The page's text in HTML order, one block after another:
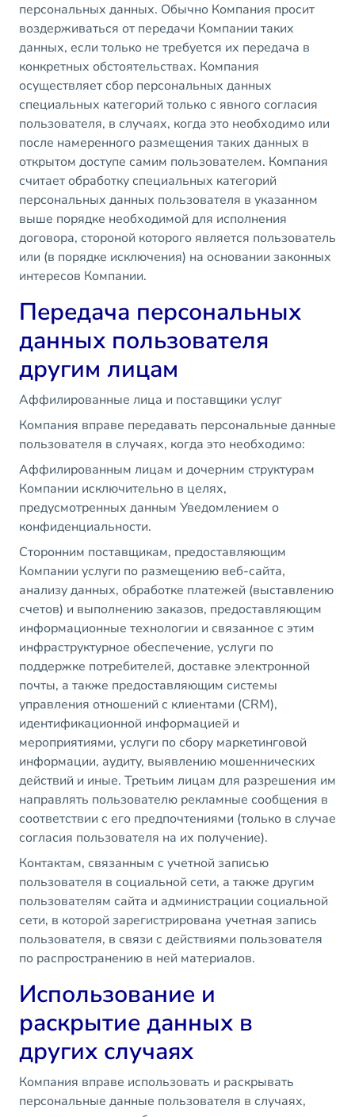
персональных данных. Обычно Компания просит
воздерживаться от передачи Компании таких
данных, если только не требуется их передача в
конкретных обстоятельствах. Компания
осуществляет сбор персональных данных
специальных категорий только с явного согласия
пользователя, в случаях, когда это необходимо или
после намеренного размещения таких данных в
открытом доступе самим пользователем. Компания
считает обработку специальных категорий
персональных данных пользователя в указанном
выше порядке необходимой для исполнения
договора, стороной которого является пользователь
или (в порядке исключения) на основании законных
интересов Компании.
Передача персональных
данных пользователя
другим лицам
Аффилированные лица и поставщики услуг
Компания вправе передавать персональные данные
пользователя в случаях, когда это необходимо:
Аффилированным лицам и дочерним структурам
Компании исключительно в целях,
предусмотренных данным Уведомлением о
конфиденциальности.
Сторонним поставщикам, предоставляющим
Компании услуги по размещению веб-сайта,
анализу данных, обработке платежей (выставлению
счетов) и выполнению заказов, предоставляющим
информационные технологии и связанное с этим
инфраструктурное обеспечение, услуги по
поддержке потребителей, доставке электронной
почты, а также предоставляющим системы
управления отношений с клиентами (CRM),
идентификационной информацией и
мероприятиями, услуги по сбору маркетинговой
информации, аудиту, выявлению мошеннических
действий и иные. Третьим лицам для разрешения им
направлять пользователю рекламные сообщения в
соответствии с его предпочтениями (только в случае
согласия пользователя на их получение).
Контактам, связанным с учетной записью
пользователя в социальной сети, а также другим
пользователям сайта и администрации социальной
сети, в которой зарегистрирована учетная запись
пользователя, в связи с действиями пользователя
по распространению в ней материалов.
Использование и
раскрытие данных в
других случаях
Компания вправе использовать и раскрывать
персональные данные пользователя в случаях,